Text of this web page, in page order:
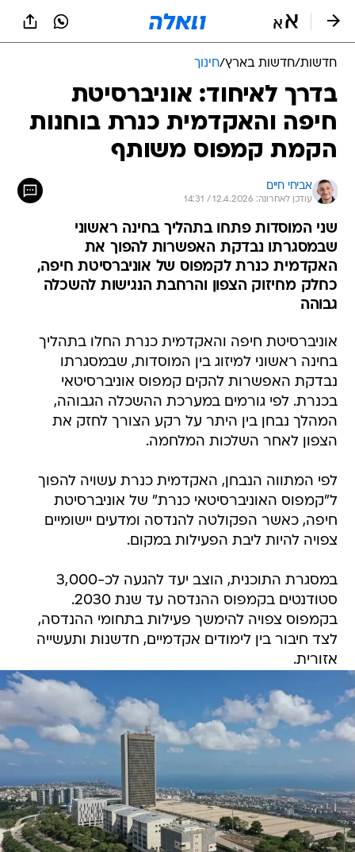
חדשות/חדשות בארץ/חינוך
בדרך לאיחוד: אוניברסיטת
חיפה והאקדמית כנרת בוחנות
הקמת קמפוס משותף
אביחי חיים
עודכן לאחרונה: 12.4.2026 / 14:31
שני המוסדות פתחו בתהליך בחינה ראשוני
שבמסגרתו נבדקת האפשרות להפוך את
האקדמית כנרת לקמפוס של אוניברסיטת חיפה,
כחלק מחיזוק הצפון והרחבת הנגישות להשכלה
גבוהה
אוניברסיטת חיפה והאקדמית כנרת החלו בתהליך
בחינה ראשוני למיזוג בין המוסדות, שבמסגרתו
נבדקת האפשרות להקים קמפוס אוניברסיטאי
בכנרת. לפי גורמים במערכת ההשכלה הגבוהה,
המהלך נבחן בין היתר על רקע הצורך לחזק את
הצפון לאחר השלכות המלחמה.
לפי המתווה הנבחן, האקדמית כנרת עשויה להפוך
ל"קמפוס האוניברסיטאי כנרת" של אוניברסיטת
חיפה, כאשר הפקולטה להנדסה ומדעים יישומיים
צפויה להיות ליבת הפעילות במקום.
במסגרת התוכנית, הוצב יעד להגעה לכ-3,000
סטודנטים בקמפוס ההנדסה עד שנת 2030.
בקמפוס צפויה להימשך פעילות בתחומי ההנדסה,
לצד חיבור בין לימודים אקדמיים, חדשנות ותעשייה
אזורית.